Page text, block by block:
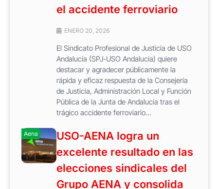
el accidente ferroviario
ENERO 20, 2026
El Sindicato Profesional de Justicia de USO
Andalucía (SPJ-USO Andalucía) quiere
destacar y agradecer públicamente la
rápida y eficaz respuesta de la Consejería
de Justicia, Administración Local y Función
Pública de la Junta de Andalucía tras el
trágico accidente ferroviario...
Aena
USO-AENA logra un
excelente resultado en las
elecciones sindicales del
Grupo AENA y consolida